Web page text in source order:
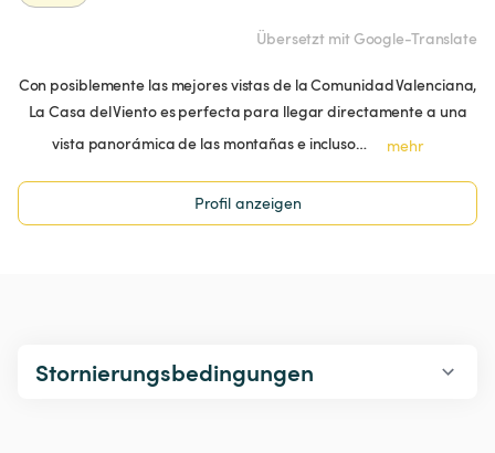
Übersetzt mit Google-Translate
Con posiblemente las mejores vistas de la Comunidad Valenciana,
La Casa del Viento es perfecta para llegar directamente a una
vista panorámica de las montañas e incluso…
mehr
Profil anzeigen
Stornierungsbedingungen